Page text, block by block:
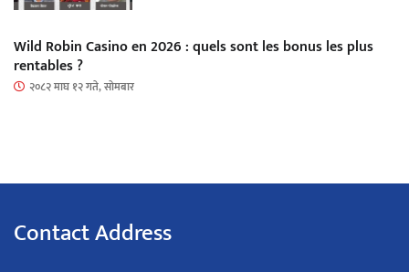
Wild Robin Casino en 2026 : quels sont les bonus les plus
rentables ?
२०८२ माघ १२ गते, सोमबार
Contact Address